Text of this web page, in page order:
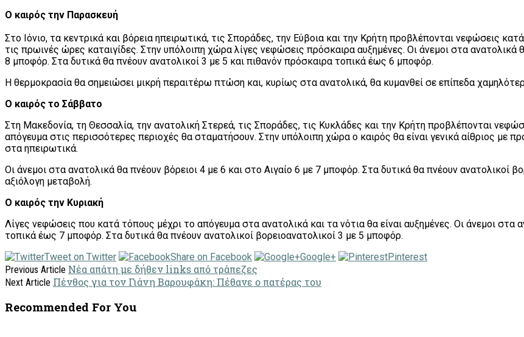
Ο καιρός την Παρασκευή
Στο Ιόνιο, τα κεντρικά και βόρεια ηπειρωτικά, τις Σποράδες, την Εύβοια και την Κρήτη προβλέπονται νεφώσεις
τις πρωινές ώρες καταιγίδες. Στην υπόλοιπη χώρα λίγες νεφώσεις πρόσκαιρα αυξημένες. Οι άνεμοι στα ανατολικά
8 μποφόρ. Στα δυτικά θα πνέουν ανατολικοί 3 με 5 και πιθανόν πρόσκαιρα τοπικά έως 6 μποφόρ.
Η θερμοκρασία θα σημειώσει μικρή περαιτέρω πτώση και, κυρίως στα ανατολικά, θα κυμανθεί σε επίπεδα
Ο καιρός το Σάββατο
Στη Μακεδονία, τη Θεσσαλία, την ανατολική Στερεά, τις Σποράδες, τις Κυκλάδες και την Κρήτη προβλέπονται
απόγευμα στις περισσότερες περιοχές θα σταματήσουν. Στην υπόλοιπη χώρα ο καιρός θα είναι γενικά αίθριος με
στα ηπειρωτικά.
Οι άνεμοι στα ανατολικά θα πνέουν βόρειοι 4 με 6 και στο Αιγαίο 6 με 7 μποφόρ. Στα δυτικά θα πνέουν ανατολικοί
αξιόλογη μεταβολή.
Ο καιρός την Κυριακή
Λίγες νεφώσεις που κατά τόπους μέχρι το απόγευμα στα ανατολικά και τα νότια θα είναι αυξημένες. Οι άνεμοι στα
τοπικά έως 7 μποφόρ. Στα δυτικά θα πνέουν ανατολικοί βορειοανατολικοί 3 με 5 μποφόρ.
Tweet on Twitter
Share on Facebook Google+
Pinterest
Previous Article Νέα απάτη με δήθεν links από τράπεζες
Next Article Πένθος για τον Γιάνη Βαρουφάκη: Πέθανε ο πατέρας του
Recommended For You